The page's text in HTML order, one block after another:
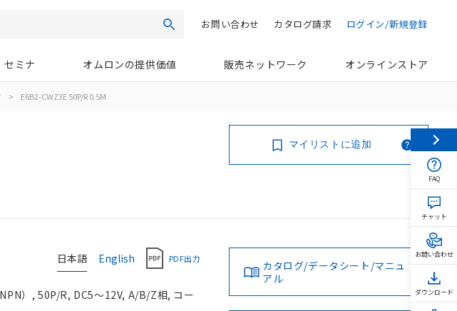
検索 ログイン/新規登録
カタログ請求
お問い合わせ
セミナ オムロンの提供価値 販売ネットワーク オンラインストア
> E6B2-CWZ3E 50P/R 0.5M
マイリストに追加
日本語 English PDF出力
）, 50P/R, DC5～12V, A/B/Z相, コー
カタログ/データシート/マニュ
アル
FAQ
チャット
お問い合わせ
ダウンロード